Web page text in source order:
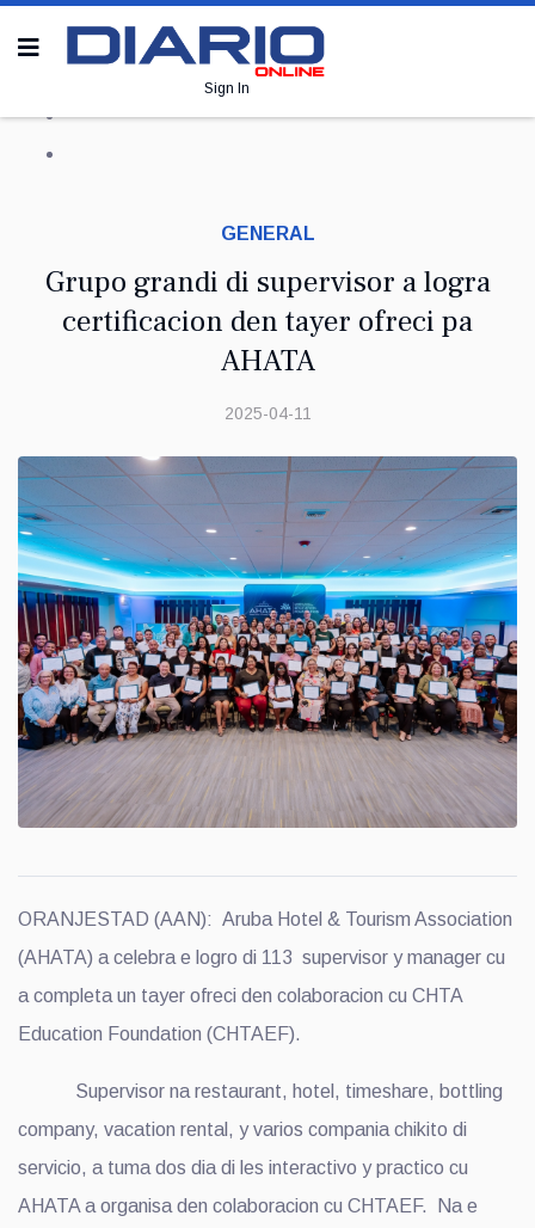
Sign In
GENERAL
Grupo grandi di supervisor a logra
certificacion den tayer ofreci pa
AHATA
2025-04-11
ORANJESTAD (AAN): Aruba Hotel & Tourism Association
(AHATA) a celebra e logro di 113 supervisor y manager cu
a completa un tayer ofreci den colaboracion cu CHTA
Education Foundation (CHTAEF).
Supervisor na restaurant, hotel, timeshare, bottling
company, vacation rental, y varios compania chikito di
servicio, a tuma dos dia di les interactivo y practico cu
AHATA a organisa den colaboracion cu CHTAEF. Na e